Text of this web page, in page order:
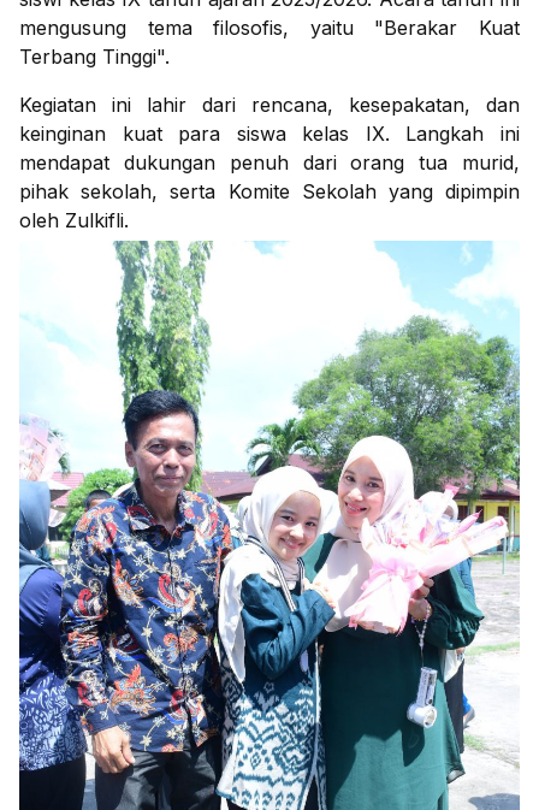
mengusung tema filosofis, yaitu "Berakar Kuat
Terbang Tinggi".
Kegiatan ini lahir dari rencana, kesepakatan, dan
keinginan kuat para siswa kelas IX. Langkah ini
mendapat dukungan penuh dari orang tua murid,
pihak sekolah, serta Komite Sekolah yang dipimpin
oleh Zulkifli.